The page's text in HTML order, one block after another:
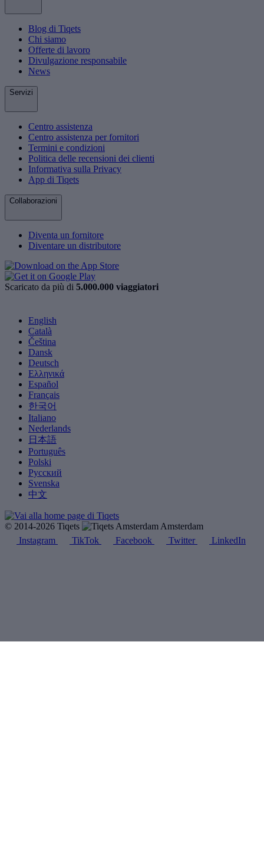
Blog di Tiqets
Chi siamo
Offerte di lavoro
Divulgazione responsabile
News
Servizi
Centro assistenza
Centro assistenza per fornitori
Termini e condizioni
Politica delle recensioni dei clienti
Informativa sulla Privacy
App di Tiqets
Collaborazioni
Diventa un fornitore
Diventare un distributore
Scaricato da più di 5.000.000 viaggiatori
English
Català
Čeština
Dansk
Deutsch
Ελληνικά
Español
Français
한국어
Italiano
Nederlands
日本語
Português
Polski
Русский
Svenska
中文
© 2014-2026 Tiqets
Amsterdam
Instagram
TikTok Facebook Twitter LinkedIn